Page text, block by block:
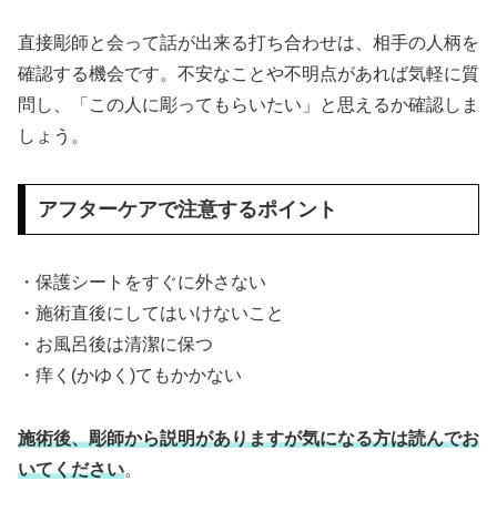
直接彫師と会って話が出来る打ち合わせは、相手の人柄を
確認する機会です。不安なことや不明点があれば気軽に質
問し、「この人に彫ってもらいたい」と思えるか確認しま
しょう。
アフターケアで注意するポイント
・保護シートをすぐに外さない
・施術直後にしてはいけないこと
・お風呂後は清潔に保つ
・痒く(かゆく)てもかかない
施術後、彫師から説明がありますが気になる方は読んでお
いてください。